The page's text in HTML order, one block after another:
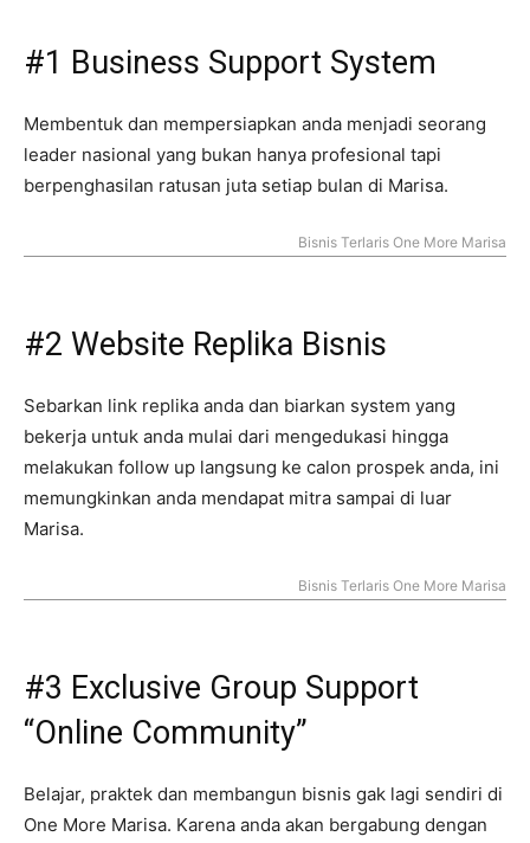
#1 Business Support System
Membentuk dan mempersiapkan anda menjadi seorang
leader nasional yang bukan hanya profesional tapi
berpenghasilan ratusan juta setiap bulan di Marisa.
Bisnis Terlaris One More Marisa
#2 Website Replika Bisnis
Sebarkan link replika anda dan biarkan system yang
bekerja untuk anda mulai dari mengedukasi hingga
melakukan follow up langsung ke calon prospek anda, ini
memungkinkan anda mendapat mitra sampai di luar
Marisa.
Bisnis Terlaris One More Marisa
#3 Exclusive Group Support
“Online Community”
Belajar, praktek dan membangun bisnis gak lagi sendiri di
One More Marisa. Karena anda akan bergabung dengan